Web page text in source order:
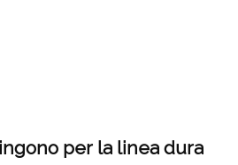
per la linea dura